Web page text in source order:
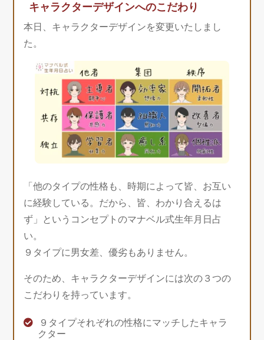
キャラクターデザインへのこだわり
本日、キャラクターデザインを変更いたしまし
た。
「他のタイプの性格も、時期によって皆、お互い
に経験している。だから、皆、わかり合えるは
ず」というコンセプトのマナベル式生年月日占
い。
９タイプに男女差、優劣もありません。
そのため、キャラクターデザインには次の３つの
こだわりを持っています。
９タイプそれぞれの性格にマッチしたキャラ
クター